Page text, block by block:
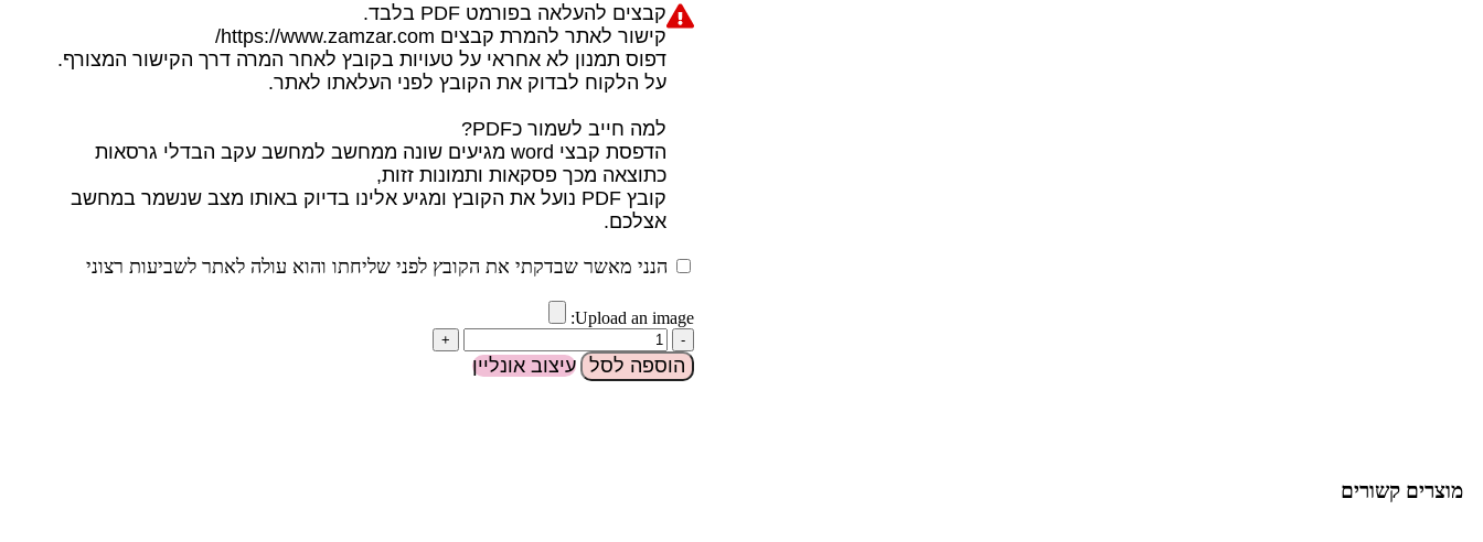
קבצים להעלאה בפורמט PDF בלבד.
קישור לאתר להמרת קבצים https://www.zamzar.com/
דפוס תמנון לא אחראי על טעויות בקובץ לאחר המרה דרך הקישור המצורף.
על הלקוח לבדוק את הקובץ לפני העלאתו לאתר.
למה חייב לשמור כPDF?
הדפסת קבצי word מגיעים שונה ממחשב למחשב עקב הבדלי גרסאות
כתוצאה מכך פסקאות ותמונות זזות,
קובץ PDF נועל את הקובץ ומגיע אלינו בדיוק באותו מצב שנשמר במחשב
אצלכם.
הנני מאשר שבדקתי את הקובץ לפני שליחתו והוא עולה לאתר לשביעות רצוני
Upload an image:
הוספה לסל עיצוב אונליין
מוצרים קשורים